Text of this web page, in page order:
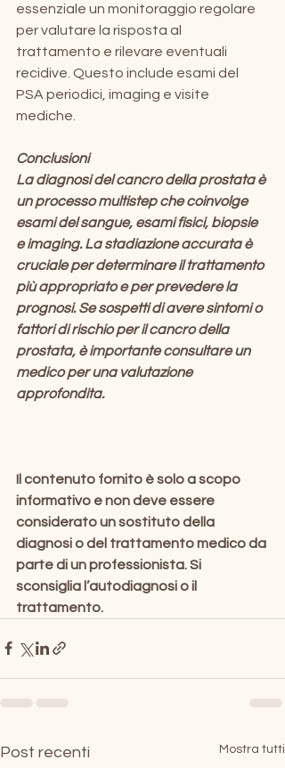
essenziale un monitoraggio regolare
per valutare la risposta al
trattamento e rilevare eventuali
recidive. Questo include esami del
PSA periodici, imaging e visite
mediche.
Conclusioni
La diagnosi del cancro della prostata è
un processo multistep che coinvolge
esami del sangue, esami fisici, biopsie
e imaging. La stadiazione accurata è
cruciale per determinare il trattamento
più appropriato e per prevedere la
prognosi. Se sospetti di avere sintomi o
fattori di rischio per il cancro della
prostata, è importante consultare un
medico per una valutazione
approfondita.
Il contenuto fornito è solo a scopo
informativo e non deve essere
considerato un sostituto della
diagnosi o del trattamento medico da
parte di un professionista. Si
sconsiglia l’autodiagnosi o il
trattamento.
Post recenti Mostra tutti